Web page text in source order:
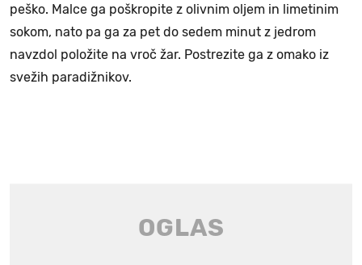
peško. Malce ga poškropite z olivnim oljem in limetinim
sokom, nato pa ga za pet do sedem minut z jedrom
navzdol položite na vroč žar. Postrezite ga z omako iz
svežih paradižnikov.